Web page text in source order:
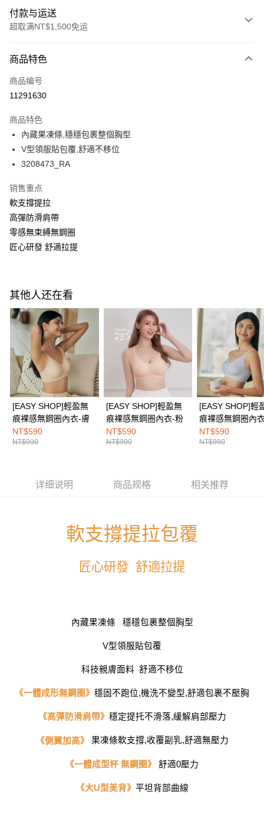
付款与运送
超取满NT$1,500免运
信用卡一次付款
超商取货付款
Apple Pay
悠遊付
PXPay Plus
Plus PAY
窗。
2. 進行簡訊驗證之後，即可完成結帳手續。
3. 訂單確認後不需事先繳費，商品會配送至您的指定地址。
4. 下訂完成後，您的手機會收到一封繳費通知簡訊，APP會員則會收到
AFTEE APP推播通知。
5. 收到商品當下無需繳費，確認無誤後，請再利用繳費通知簡訊或AFTEE
APP於四大便利商店‧ATM/網銀等方式進行付款。
請留意繳費期限為 14 天。唯有下載 AFTEE App 成為 AFTEE 會員者方能享
有最長 45 天內付款之服務。
繳費期限，為商家向您請款的時間，再加上使用AFTEE可延長的天數所計算
出。使用AFTEE下訂可以延長您收到商品前的繳費天數，但無法保證一定能
夠在期限內收到商品(例如:預購商品或預計到貨時間較長者)。因此無論收到
商品與否，仍需要請您在AFTEE規定的時間內完成繳費。
之上限額度
2. 結帳金額須大於NT$30
「AFTEE先享後付」(下稱本服務)乃由恩沛科技股份有限公司(下稱 AFTEE )
所提供，並由 AFTEE 向您收取款項。因使用本服務所須提供之個人資料(包
AFTEE 於本服務必要服務範圍內運用。關於 AFTEE 對於個人資料之蒐集、
未成年的使用者，請事先徵得法定代理人或監護人之同意方可使用
若您對於個人資料之處理、利用有任何疑問，或欲行使相關法律權利，請聯
要之購買訂單資訊提供予 AFTEE ，或讓 AFTEE 蒐集處理利用您的個人資
全家取付
每笔NT$100，满NT$1,500(含以上)免运费
付款後全家取貨
每笔NT$100，满NT$1,500(含以上)免运费
每笔NT$100，满NT$1,500(含以上)免运费
付款後7-11取貨
每笔NT$100，满NT$1,500(含以上)免运费
商品特色
商品编号
11291630
商品特色
內藏果凍條,穩穩包裹整個胸型
V型領服貼包覆,舒適不移位
3208473_RA
销售重点
軟支撐提拉
高彈防滑肩帶
零感無束縛無鋼圈
匠心研發 舒適拉提
其他人还在看
[EASY SHOP]輕盈無
痕裸感無鋼圈內衣-膚
NT$590
NT$990
[EASY SHOP]輕盈無
痕裸感無鋼圈內衣-粉
NT$590
NT$990
[EASY SHOP]輕
痕裸感無鋼圈內
NT$590
NT$990
详细说明 商品规格 相关推荐
軟支撐提拉包覆
匠心研發  舒適拉提
內藏果凍條   穩穩包裹整個胸型
V型領服貼包覆
科技親膚面料  舒適不移位
《一體成形無鋼圈》 穩固不跑位,機洗不變型,舒適包裹不壓胸
《高彈防滑肩帶》 穩定提托不滑落,緩解肩部壓力
《側翼加高》 果凍條軟支撐,收覆副乳,舒適無壓力
《一體成型杯 無鋼圈》 舒適0壓力
《大U型美背》 平坦背部曲線